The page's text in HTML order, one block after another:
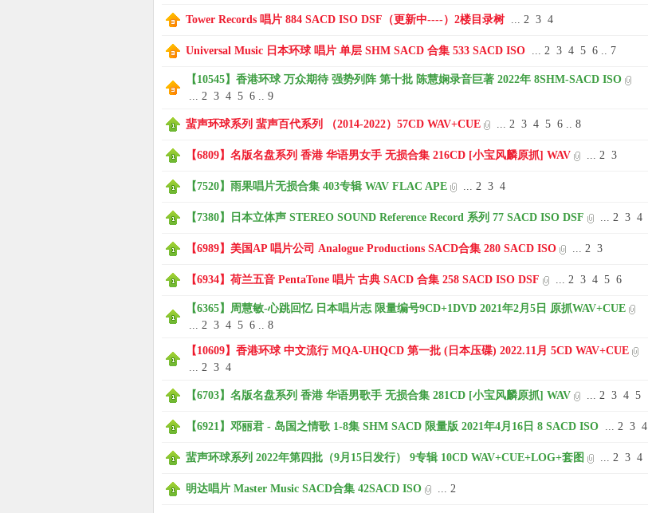
Tower Records 唱片 884 SACD ISO DSF（更新中----）2楼目录树 ... 2 3 4
Universal Music 日本环球 唱片 单层 SHM SACD 合集 533 SACD ISO ... 2 3 4 5 6 .. 7
【10545】香港环球 万众期待 强势列阵 第十批 陈慧娴录音巨著 2022年 8SHM-SACD ISO
... 2 3 4 5 6 .. 9
蜚声环球系列 蜚声百代系列 （2014-2022）57CD WAV+CUE ... 2 3 4 5 6 .. 8
【6809】名版名盘系列 香港 华语男女手 无损合集 216CD [小宝风麟原抓] WAV ... 2 3
【7520】雨果唱片无损合集 403专辑 WAV FLAC APE ... 2 3 4
【7380】日本立体声 STEREO SOUND Reference Record 系列 77 SACD ISO DSF ... 2 3 4
【6989】美国AP 唱片公司 Analogue Productions SACD合集 280 SACD ISO ... 2 3
【6934】荷兰五音 PentaTone 唱片 古典 SACD 合集 258 SACD ISO DSF ... 2 3 4 5 6
【6365】周慧敏-心跳回忆 日本唱片志 限量编号9CD+1DVD 2021年2月5日 原抓WAV+CUE
... 2 3 4 5 6 .. 8
【10609】香港环球 中文流行 MQA-UHQCD 第一批 (日本压碟) 2022.11月 5CD WAV+CUE
... 2 3 4
【6703】名版名盘系列 香港 华语男歌手 无损合集 281CD [小宝风麟原抓] WAV ... 2 3 4 5
【6921】邓丽君 - 岛国之情歌 1-8集 SHM SACD 限量版 2021年4月16日 8 SACD ISO ... 2 3 4
蜚声环球系列 2022年第四批（9月15日发行） 9专辑 10CD WAV+CUE+LOG+套图 ... 2 3 4
明达唱片 Master Music SACD合集 42SACD ISO ... 2